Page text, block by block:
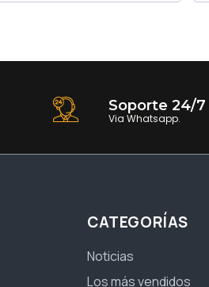
Soporte 24/7
Via Whatsapp.
CATEGORÍAS
Noticias
Los más vendidos